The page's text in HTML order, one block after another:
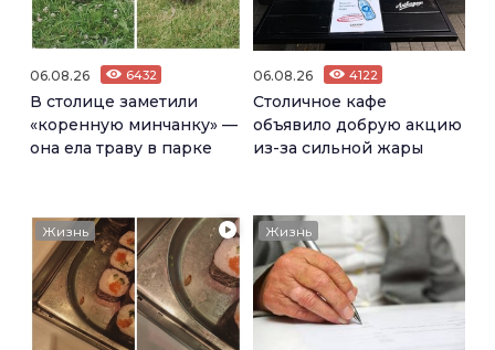
06.08.26 6432
В столице заметили
«коренную минчанку» —
она ела траву в парке
06.08.26 4122
Столичное кафе
объявило добрую акцию
из-за сильной жары
Жизнь Жизнь